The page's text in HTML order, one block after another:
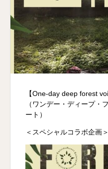
【One-day deep forest
（ワンデー・ディープ・
ート）
＜スペシャルコラボ企画